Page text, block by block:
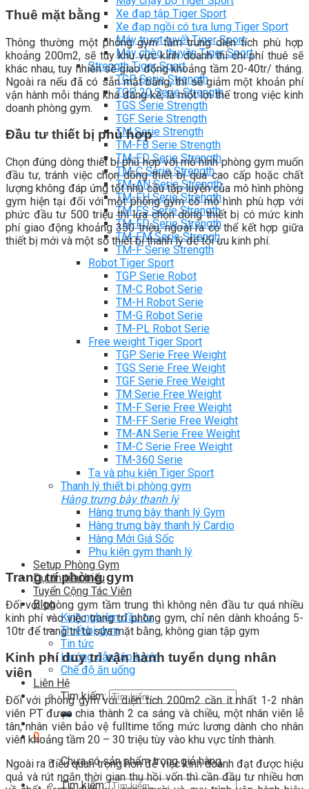
Xe đạp tập Tiger Sport
Xe đạp ngồi có tựa lưng Tiger Sport
Máy trượt tuyết Tiger Sport
Máy chèo thuyền Tiger Sport
Strength Tiger Sport
TGP Serie Strength
TGP 20 Serie Strength
TGS Serie Strength
TGF Serie Strength
TM Serie Strength
TM-FB Serie Strength
TM-FD Serie Strength
TM-C Serie Strength
TM-AN Serie Strength
TM-FH Serie Strength
TM-FS Serie Strength
TM-FD Serie Strength
TM-FM Serie Strengh
TM-F Serie Strength
Robot Tiger Sport
TGP Serie Robot
TM-C Robot Serie
TM-H Robot Serie
TM-G Robot Serie
TM-PL Robot Serie
Free weight Tiger Sport
TGP Serie Free Weight
TGS Serie Free Weight
TGF Serie Free Weight
TM Serie Free Weight
TM-F Serie Free Weight
TM-FF Serie Free Weight
TM-AN Serie Free Weight
TM-C Serie Free Weight
TM-360 Serie
Tạ và phụ kiện Tiger Sport
Thanh lý thiết bị phòng gym
Hàng trưng bày thanh lý
Hàng trưng bày thanh lý Gym
Hàng trưng bày thanh lý Cardio
Hàng Mới Giá Sốc
Phụ kiện gym thanh lý
Setup Phòng Gym
Dự án tiêu biểu
Tuyển Cộng Tác Viên
Blog
Kinh nghiệm đầu tư
Thiết bị gym
Tin tức
Hướng dẫn tập luyện
Chế độ ăn uống
Liên Hệ
Tìm kiếm:
0
Chưa có sản phẩm trong giỏ hàng.
Tìm kiếm:
Thuê mặt bằng
Thông thường một phòng gym tầm trung diện tích phù hợp
khoảng 200m2, sẽ tùy khu vực kinh doanh thì chi phí thuê sẽ
khác nhau, tuy nhiên sẽ giao động khoảng tầm 20-40tr/ tháng.
Ngoài ra nếu đã có sẵn mặt bằng, thì sẽ giảm một khoản phí
vận hành mỗi tháng khá đáng kể, là một lợi thế trong việc kinh
doanh phòng gym.
Đầu tư thiết bị phù hợp
Chọn đúng dòng thiết bị phù hợp với mô hình phòng gym muốn
đầu tư, tránh việc chọn dòng thiết bị quá cao cấp hoặc chất
lượng không đáp ứng tốt nhu cầu tập luyện của mô hình phòng
gym hiện tại đối với một phòng gym có mô hình phù hợp với
phức đầu tư 500 triệu thì lựa chọn dòng thiết bị có mức kinh
phí giao động khoảng 350 triệu, ngoài ra có thể kết hợp giữa
thiết bị mới và một số thiết bị thanh lý để tối ưu kinh phí.
Trang trí phòng gym
Đối với phòng gym tầm trung thì không nên đầu tư quá nhiều
kinh phí vào việc trang trí phòng gym, chỉ nên dành khoảng 5-
10tr để trang trí tu sửa mặt bằng, không gian tập gym
Kinh phí duy trì vận hành tuyển dụng nhân
viên
Đối với phòng gym với diện tích 200m2 cần ít nhất 1-2 nhân
viên PT được chia thành 2 ca sáng và chiều, một nhân viên lễ
tân, nhân viên bảo vệ fulltime tổng mức lương dành cho nhân
viên khoảng tầm 20 – 30 triệu tùy vào khu vực tỉnh thành.
Ngoài ra điều quan trọng hơn để việc kinh doanh đạt được hiệu
quả và rút ngắn thời gian thu hồi vốn thì cần đầu tư nhiều hơn